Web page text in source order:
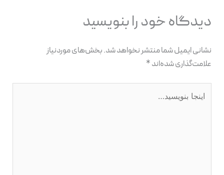
دیدگاه‌ خود را بنویسید
نشانی ایمیل شما منتشر نخواهد شد.بخش‌های موردنیاز
علامت‌گذاری شده‌اند*
بنویسید…